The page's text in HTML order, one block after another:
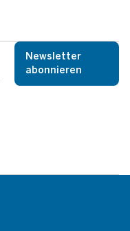
Newsletter
abonnieren